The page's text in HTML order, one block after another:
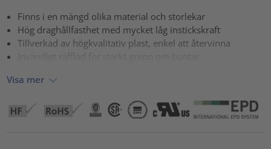
Finns i en mängd olika material och storlekar
Hög draghållfasthet med mycket låg instickskraft
Tillverkad av högkvalitativ plast, enkel att återvinna
Invändigt räfflad för starkt grepp om buntar
Visa mer